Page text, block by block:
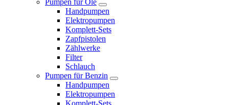
Pumpen für Öle
Handpumpen
Elektropumpen
Komplett-Sets
Zapfpistolen
Zählwerke
Filter
Schlauch
Pumpen für Benzin
Handpumpen
Elektropumpen
Komplett-Sets